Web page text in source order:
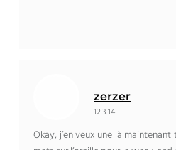
zerzer
12.3.14
Okay, j’en veux une là